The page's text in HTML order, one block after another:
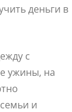
деньги в
с
ужины, на
и